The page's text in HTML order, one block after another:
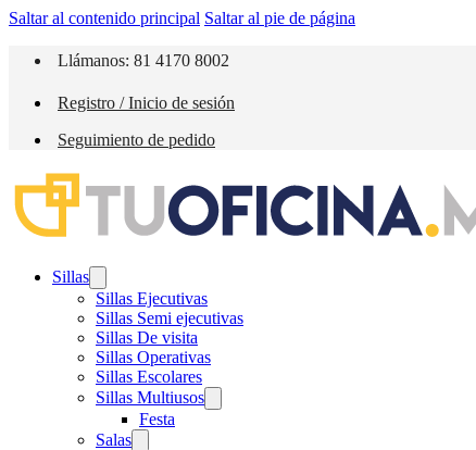
Saltar al contenido principal Saltar al pie de página
Llámanos: 81 4170 8002
Registro / Inicio de sesión
Seguimiento de pedido
Sillas
Sillas Ejecutivas
Sillas Semi ejecutivas
Sillas De visita
Sillas Operativas
Sillas Escolares
Sillas Multiusos
Festa
Salas